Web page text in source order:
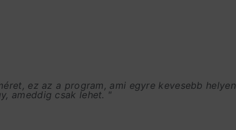
ez az a program, ami egyre kevesebb helyen
ameddig csak lehet. "